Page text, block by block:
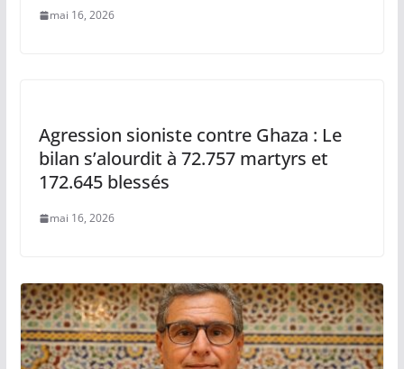
mai 16, 2026
Agression sioniste contre Ghaza : Le
bilan s’alourdit à 72.757 martyrs et
172.645 blessés
mai 16, 2026